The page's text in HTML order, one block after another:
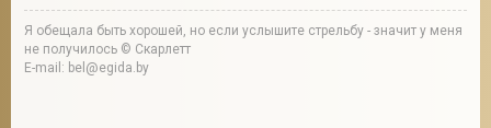
Я обещала быть хорошей, но если услышите стрельбу - значит у меня
не получилось © Скарлетт
E-mail: bel@egida.by